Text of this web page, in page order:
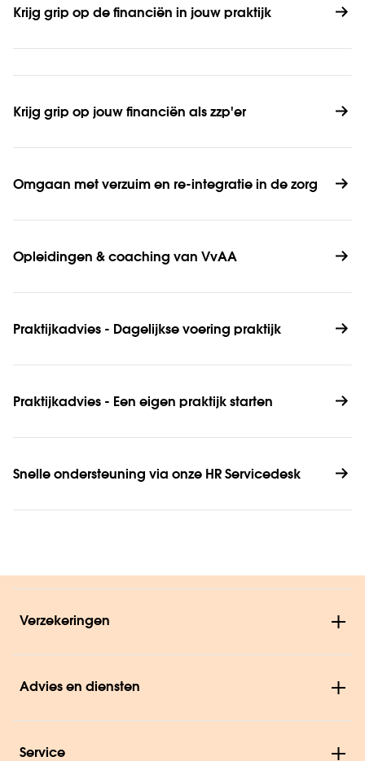
Krijg grip op de financiën in jouw praktijk
Krijg grip op jouw financiën als zzp'er
Omgaan met verzuim en re-integratie in de zorg
Opleidingen & coaching van VvAA
Praktijkadvies - Dagelijkse voering praktijk
Praktijkadvies - Een eigen praktijk starten
Snelle ondersteuning via onze HR Servicedesk
Verzekeringen
Advies en diensten
Service